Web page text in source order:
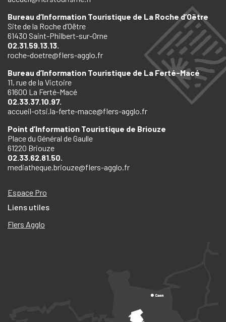
Bureau d’Information Touristique de La Roche d’Oëtre
Site de la Roche d’Oëtre
61430 Saint-Philbert-sur-Orne
02.31.59.13.13.
roche-doetre@flers-agglo.fr
Bureau d’Information Touristique de La Ferté-Macé
11, rue de la Victoire
61600 La Ferté-Macé
02.33.37.10.97.
accueil-otsi.la-ferte-mace@flers-agglo.fr
Point d’Information Touristique de Briouze
Place du Général de Gaulle
61220 Briouze
02.33.62.81.50.
mediatheque.briouze@flers-agglo.fr
Espace Pro
Liens utiles
Flers Agglo